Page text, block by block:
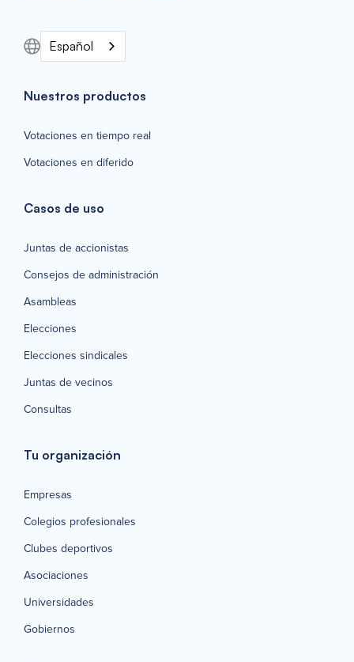
Español
Nuestros productos
Votaciones en tiempo real
Votaciones en diferido
Casos de uso
Juntas de accionistas
Consejos de administración
Asambleas
Elecciones
Elecciones sindicales
Juntas de vecinos
Consultas
Tu organización
Empresas
Colegios profesionales
Clubes deportivos
Asociaciones
Universidades
Gobiernos